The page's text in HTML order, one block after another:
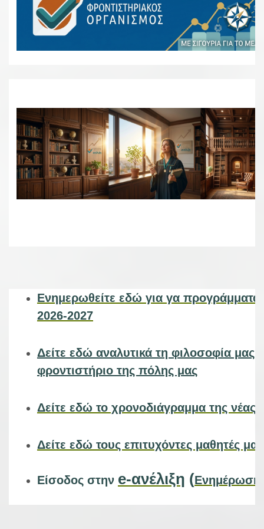
Ενημερωθείτε εδώ για γα προγράμματα
2026-2027
Δείτε εδώ αναλυτικά τη φιλοσοφία
φροντιστήριο της πόλης μας
Δείτε εδώ το χρονοδιάγραμμα της νέας
Δείτε εδώ τους επιτυχόντες μαθητές
Είσοδος στην e-ανέλιξη (Ενημέρωση